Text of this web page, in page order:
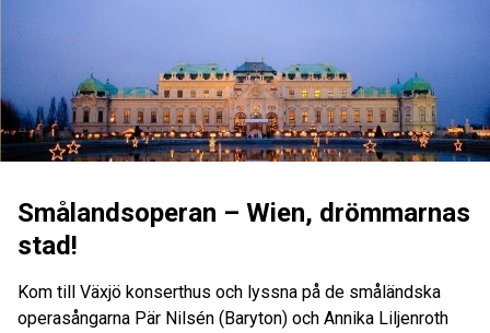
Smålandsoperan – Wien, drömmarnas
stad!
Kom till Växjö konserthus och lyssna på de småländska
operasångarna Pär Nilsén (Baryton) och Annika Liljenroth